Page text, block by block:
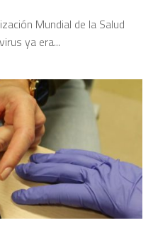
Mundial de la Salud
ya era...